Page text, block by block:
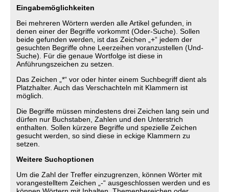
Eingabemöglichkeiten
Bei mehreren Wörtern werden alle Artikel gefunden, in
denen einer der Begriffe vorkommt (Oder-Suche). Sollen
beide gefunden werden, ist das Zeichen „+“ jedem der
gesuchten Begriffe ohne Leerzeihen voranzustellen (Und-
Suche). Für die genaue Wortfolge ist diese in
Anführungszeichen zu setzen.
Das Zeichen „*“ vor oder hinter einem Suchbegriff dient als
Platzhalter. Auch das Verschachteln mit Klammern ist
möglich.
Die Begriffe müssen mindestens drei Zeichen lang sein und
dürfen nur Buchstaben, Zahlen und den Unterstrich
enthalten. Sollen kürzere Begriffe und spezielle Zeichen
gesucht werden, so sind diese in eckige Klammern zu
setzen.
Weitere Suchoptionen
Um die Zahl der Treffer einzugrenzen, können Wörter mit
vorangestelltem Zeichen „-“ ausgeschlossen werden und es